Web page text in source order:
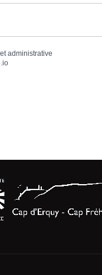
administrative